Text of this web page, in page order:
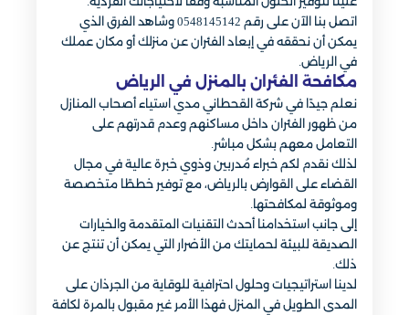
اتصل بنا الآن على رقم 0548145142 وشاهد الفرق الذي
يمكن أن نحققه في إبعاد الفئران عن منزلك أو مكان عملك
في الرياض.
مكافحة الفئران بالمنزل في الرياض
نعلم جيدًا في شركة القحطاني مدي استياء أصحاب المنازل
من ظهور الفئران داخل مساكنهم وعدم قدرتهم على
التعامل معهم بشكل مباشر.
لذلك نقدم لكم خبراء مُدربين وذوي خبرة عالية في مجال
القضاء على القوارض بالرياض، مع توفير خططًا متخصصة
وموثوقة لمكافحتها.
إلى جانب استخدامنا أحدث التقنيات المتقدمة والخيارات
الصديقة للبيئة لحمايتك من الأضرار التي يمكن أن تنتج عن
ذلك.
لدينا استراتيجيات وحلول احترافية للوقاية من الجرذان على
المدى الطويل في المنزل فهذا الأمر غير مقبول بالمرة لكافة